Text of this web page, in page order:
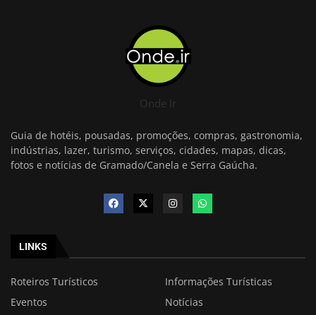
Onde Ir
Guia de hotéis, pousadas, promoções, compras, gastronomia,
indústrias, lazer, turismo, serviços, cidades, mapas, dicas,
fotos e notícias de Gramado/Canela e Serra Gaúcha.
LINKS
Roteiros Turísticos
Informações Turísticas
Eventos
Notícias